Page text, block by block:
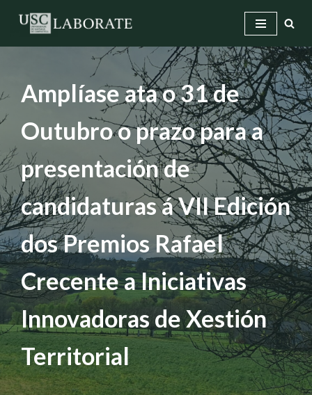
Saltar
Amplíase ata o 31 de
Outubro o prazo para a
presentación de
candidaturas á VII Edición
dos Premios Rafael
Crecente a Iniciativas
Innovadoras de Xestión
Territorial